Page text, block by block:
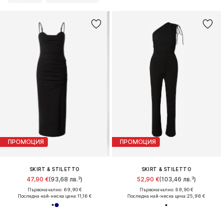
ПРОМОЦИЯ
SKIRT & STILETTO
47,90 €(93,68 лв.³)
Първоначално: 69,90 €
Последна най-ниска цена:11,16 €
ПРОМОЦИЯ
SKIRT & STILETTO
52,90 €(103,46 лв.³)
Първоначално: 89,90 €
Последна най-ниска цена:25,96 €